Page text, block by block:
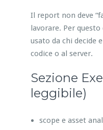
Il report non deve
lavorare. Per
usato da chi decide
codice o al server.
Sezione
leggibile)
scope e asset